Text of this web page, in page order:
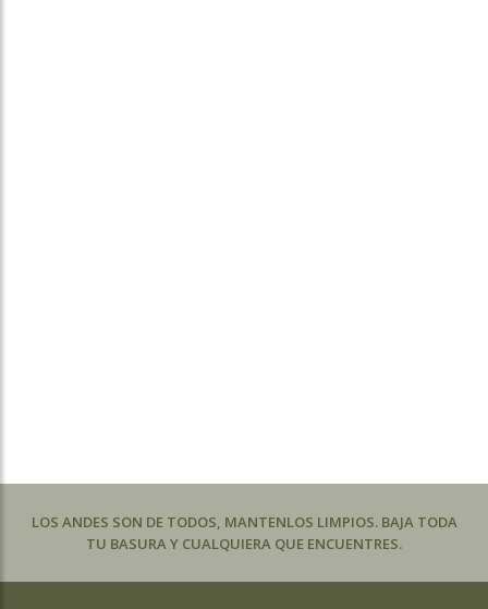
LOS ANDES SON DE TODOS, MANTENLOS LIMPIOS. BAJA TODA
TU BASURA Y CUALQUIERA QUE ENCUENTRES.